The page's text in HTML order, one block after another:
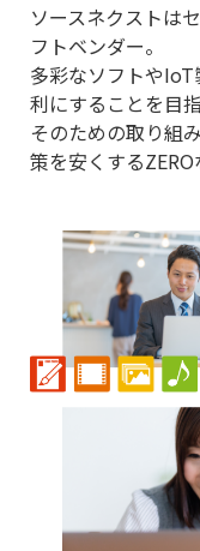
ソースネクストは
フトベンダー。
多彩なソフトや
利にすることを目
そのための取り組
策を安くするZERO